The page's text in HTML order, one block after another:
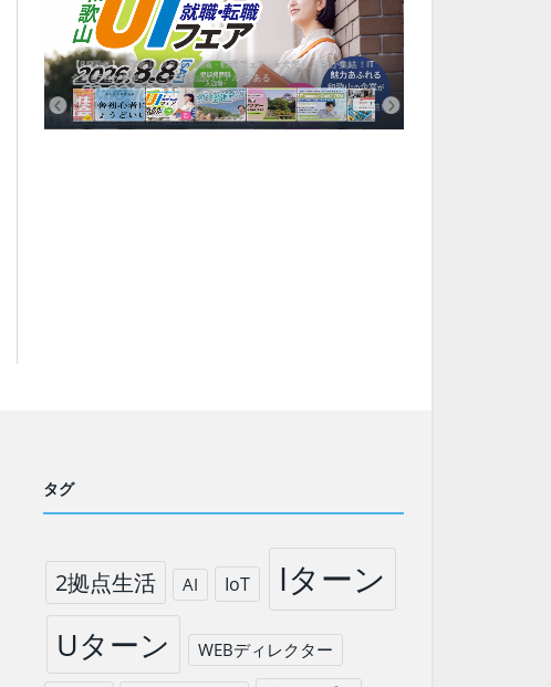
【8/8開催】「和歌山 UIターン就職・転職フェア」in大阪 に30社が集結！IT
企業も5社が参加、ここに“和歌山のリアル”がある
タグ
2拠点生活 AI IoT Iターン
Uターン WEBディレクター